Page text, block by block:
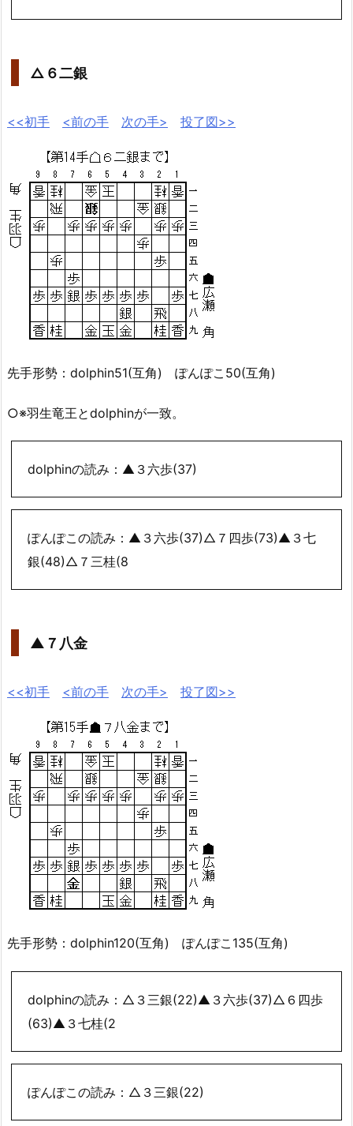
△６二銀
<<初手 <前の手 次の手> 投了図>>
先手形勢：dolphin51(互角) ぽんぽこ50(互角)
○※羽生竜王とdolphinが一致。
dolphinの読み：▲３六歩(37)
ぽんぽこの読み：▲３六歩(37)△７四歩(73)▲３七
銀(48)△７三桂(8
▲７八金
<<初手 <前の手 次の手> 投了図>>
先手形勢：dolphin120(互角) ぽんぽこ135(互角)
dolphinの読み：△３三銀(22)▲３六歩(37)△６四歩
(63)▲３七桂(2
ぽんぽこの読み：△３三銀(22)